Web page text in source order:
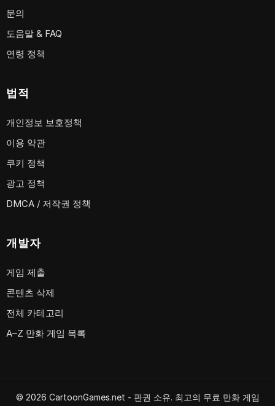
문의
도움말 & FAQ
연령 정책
법적
개인정보 보호정책
이용 약관
쿠키 정책
광고 정책
DMCA / 저작권 정책
개발자
게임 제출
콘텐츠 삭제
전체 카테고리
A–Z 만화 게임 목록
© 2026 CartoonGames.net - 판권 소유. 최고의 무료 만화 게임